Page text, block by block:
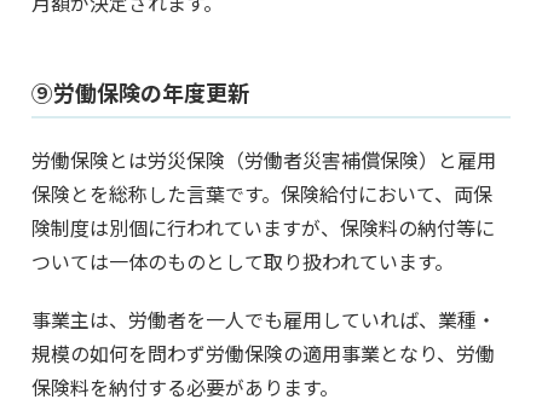
⑨労働保険の年度更新
労働保険とは労災保険（労働者災害補償保険）と雇用
保険とを総称した言葉です。保険給付において、両保
険制度は別個に行われていますが、保険料の納付等に
ついては一体のものとして取り扱われています。
事業主は、労働者を一人でも雇用していれば、業種・
規模の如何を問わず労働保険の適用事業となり、労働
保険料を納付する必要があります。